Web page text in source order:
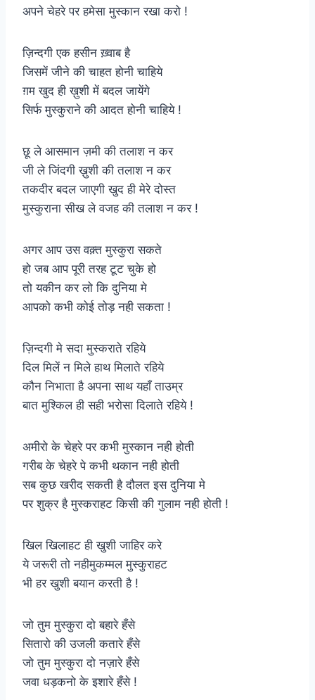
अपने चेहरे पर हमेसा मुस्कान रखा करो !
ज़िन्दगी एक हसीन ख़्वाब है
जिसमें जीने की चाहत होनी चाहिये
ग़म खुद ही ख़ुशी में बदल जायेंगे
सिर्फ मुस्कुराने की आदत होनी चाहिये !
छू ले आसमान ज़मी की तलाश न कर
जी ले जिंदगी ख़ुशी की तलाश न कर
तकदीर बदल जाएगी खुद ही मेरे दोस्त
मुस्कुराना सीख ले वजह की तलाश न कर !
अगर आप उस वक़्त मुस्कुरा सकते
हो जब आप पूरी तरह टूट चुके हो
तो यकीन कर लो कि दुनिया मे
आपको कभी कोई तोड़ नही सकता !
ज़िन्दगी मे सदा मुस्कराते रहिये
दिल मिलें न मिले हाथ मिलाते रहिये
कौन निभाता है अपना साथ यहाँ ताउम्र
बात मुश्किल ही सही भरोसा दिलाते रहिये !
अमीरो के चेहरे पर कभी मुस्कान नही होती
गरीब के चेहरे पे कभी थकान नही होती
सब कुछ खरीद सकती है दौलत इस दुनिया मे
पर शुक्र है मुस्कराहट किसी की गुलाम नही होती !
खिल खिलाहट ही खुशी जाहिर करे
ये जरूरी तो नहीमुकम्मल मुस्कुराहट
भी हर खुशी बयान करती है !
जो तुम मुस्कुरा दो बहारे हँसे
सितारो की उजली कतारे हँसे
जो तुम मुस्कुरा दो नज़ारे हँसे
जवा धड़कनो के इशारे हँसे !